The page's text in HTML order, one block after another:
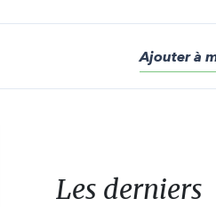
Ajouter à
Les derniers